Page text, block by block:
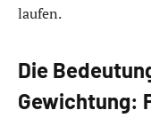
laufen.
Die
Gewichtung: